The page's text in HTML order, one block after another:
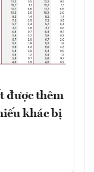
được thêm
khác bị